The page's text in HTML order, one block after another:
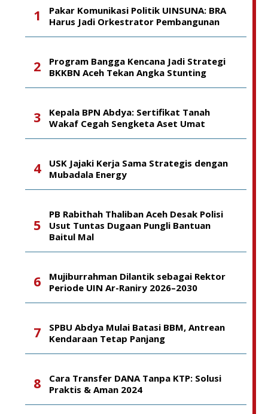
Pakar Komunikasi Politik UINSUNA: BRA
Harus Jadi Orkestrator Pembangunan
Program Bangga Kencana Jadi Strategi
BKKBN Aceh Tekan Angka Stunting
Kepala BPN Abdya: Sertifikat Tanah
Wakaf Cegah Sengketa Aset Umat
USK Jajaki Kerja Sama Strategis dengan
Mubadala Energy
PB Rabithah Thaliban Aceh Desak Polisi
Usut Tuntas Dugaan Pungli Bantuan
Baitul Mal
Mujiburrahman Dilantik sebagai Rektor
Periode UIN Ar-Raniry 2026–2030
SPBU Abdya Mulai Batasi BBM, Antrean
Kendaraan Tetap Panjang
Cara Transfer DANA Tanpa KTP: Solusi
Praktis & Aman 2024